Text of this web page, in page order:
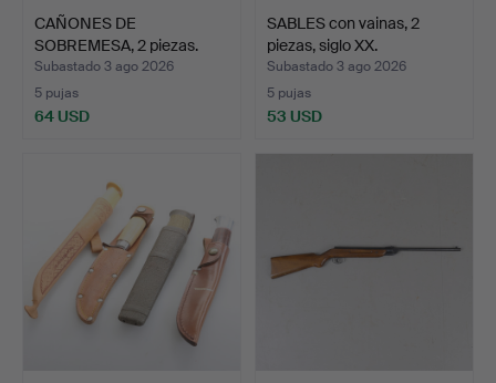
CAÑONES DE
SOBREMESA, 2 piezas.
Subastado 3 ago 2026
5 pujas
64 USD
SABLES con vainas, 2
piezas, siglo XX.
Subastado 3 ago 2026
5 pujas
53 USD